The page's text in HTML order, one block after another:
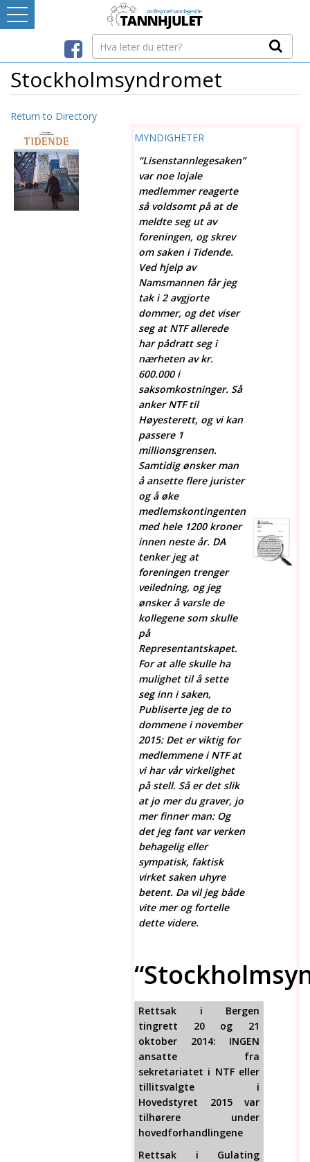
LEVERANDØRREGISTER
MEDIA-INFO
INTERNETT-RESSURSER
Stockholmsyndromet
Return to Directory
MYNDIGHETER
“Lisenstannlegesaken”
var noe lojale
medlemmer reagerte
så voldsomt på at de
meldte seg ut av
foreningen, og skrev
om saken i Tidende.
Ved hjelp av
Namsmannen får jeg
tak i 2 avgjorte
dommer, og det viser
seg at NTF allerede
har pådratt seg i
nærheten av kr.
600.000 i
saksomkostninger. Så
anker NTF til
Høyesterett, og vi kan
passere 1
millionsgrensen.
Samtidig ønsker man
å ansette flere jurister
og å øke
medlemskontingenten
med hele 1200 kroner
innen neste år. DA
tenker jeg at
foreningen trenger
veiledning, og jeg
ønsker å varsle de
kollegene som skulle
på
Representantskapet.
For at alle skulle ha
mulighet til å sette
seg inn i saken,
Publiserte jeg de to
dommene i november
2015: Det er viktig for
medlemmene i NTF at
vi har vår virkelighet
på stell. Så er det slik
at jo mer du graver, jo
mer finner man: Og
det jeg fant var verken
behagelig eller
sympatisk, faktisk
virket saken uhyre
betent. Da vil jeg både
vite mer og fortelle
dette videre.
Rettsak i Bergen
tingrett 20 og 21
oktober 2014: INGEN
ansatte fra
sekretariatet i NTF eller
tillitsvalgte i
Hovedstyret 2015 var
tilhørere under
hovedforhandlingene
Rettsak i Gulating
Logg inn
Mistet ditt passord?